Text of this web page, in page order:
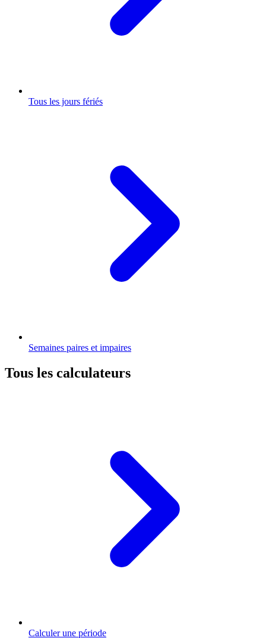
Tous les jours fériés
Semaines paires et impaires
Tous les calculateurs
Calculer une période